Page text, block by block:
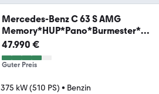
Mercedes-Benz C 63 S AMG
Memory*HUP*Pano*Burmester*K
am*1.Hand
47.990 €
Guter Preis
375 kW (510 PS) • Benzin